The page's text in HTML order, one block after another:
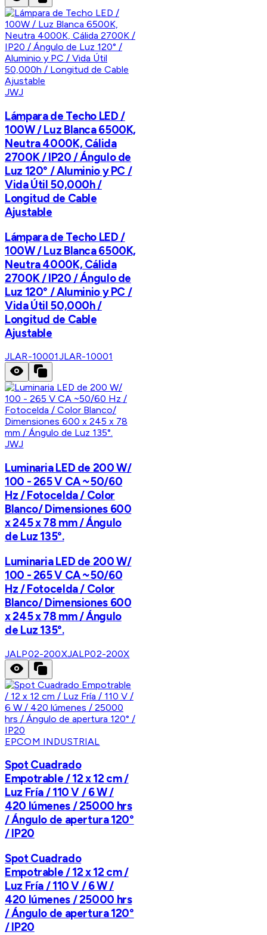
JWJ
Lámpara de Techo LED /
100W / Luz Blanca 6500K,
Neutra 4000K, Cálida
2700K / IP20 / Ángulo de
Luz 120° / Aluminio y PC /
Vida Útil 50,000h /
Longitud de Cable
Ajustable
Lámpara de Techo LED /
100W / Luz Blanca 6500K,
Neutra 4000K, Cálida
2700K / IP20 / Ángulo de
Luz 120° / Aluminio y PC /
Vida Útil 50,000h /
Longitud de Cable
Ajustable
JLAR-10001JLAR-10001
JWJ
Luminaria LED de 200 W/
100 - 265 V CA ~50/60
Hz / Fotocelda / Color
Blanco/ Dimensiones 600
x 245 x 78 mm / Ángulo
de Luz 135°.
Luminaria LED de 200 W/
100 - 265 V CA ~50/60
Hz / Fotocelda / Color
Blanco/ Dimensiones 600
x 245 x 78 mm / Ángulo
de Luz 135°.
JALP02-200XJALP02-200X
EPCOM INDUSTRIAL
Spot Cuadrado
Empotrable / 12 x 12 cm /
Luz Fría / 110 V / 6 W /
420 lúmenes / 25000 hrs
/ Ángulo de apertura 120°
/ IP20
Spot Cuadrado
Empotrable / 12 x 12 cm /
Luz Fría / 110 V / 6 W /
420 lúmenes / 25000 hrs
/ Ángulo de apertura 120°
/ IP20